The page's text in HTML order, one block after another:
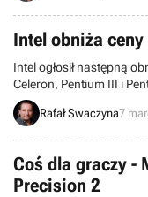
Intel obniża
Intel ogłosił następną
Celeron, Pentium III i
Rafał Swaczyna7
Coś dla graczy -
Precision 2